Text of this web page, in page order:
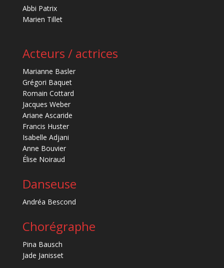
Abbi Patrix
Marien Tillet
Acteurs / actrices
Marianne Basler
Grégori Baquet
Romain Cottard
Jacques Weber
Ariane Ascaride
Francis Huster
Isabelle Adjani
Anne Bouvier
Élise Noiraud
Danseuse
Andréa Bescond
Chorégraphe
Pina Bausch
Jade Janisset